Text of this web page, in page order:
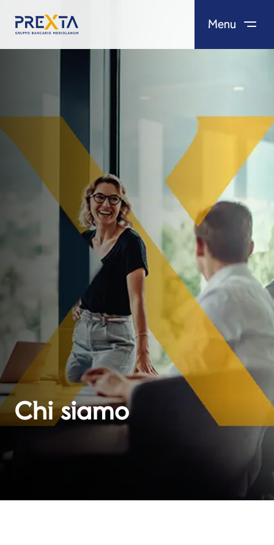
Salta al contenuto
Menu
Chi siamo